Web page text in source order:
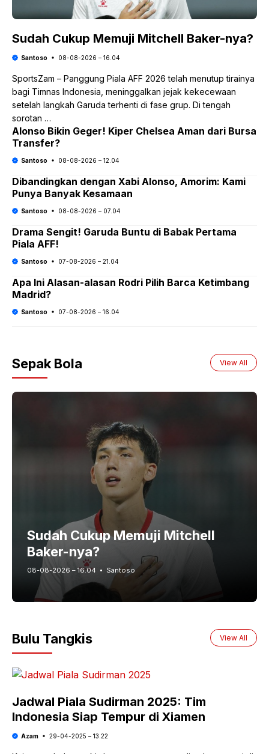
Sudah Cukup Memuji Mitchell Baker-nya?
Santoso 08-08-2026 – 16.04
SportsZam – Panggung Piala AFF 2026 telah menutup tirainya
bagi Timnas Indonesia, meninggalkan jejak kekecewaan
setelah langkah Garuda terhenti di fase grup. Di tengah
sorotan …
Alonso Bikin Geger! Kiper Chelsea Aman dari Bursa
Transfer?
Santoso 08-08-2026 – 12.04
Dibandingkan dengan Xabi Alonso, Amorim: Kami
Punya Banyak Kesamaan
Santoso 08-08-2026 – 07.04
Drama Sengit! Garuda Buntu di Babak Pertama
Piala AFF!
Santoso 07-08-2026 – 21.04
Apa Ini Alasan-alasan Rodri Pilih Barca Ketimbang
Madrid?
Santoso 07-08-2026 – 16.04
Sepak Bola View All
Sudah Cukup Memuji Mitchell
Baker-nya?
08-08-2026 – 16.04 Santoso
Bulu Tangkis View All
Jadwal Piala Sudirman 2025: Tim
Indonesia Siap Tempur di Xiamen
Azam 29-04-2025 – 13.22